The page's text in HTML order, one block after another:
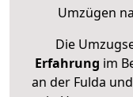
Umzügen
Die
Erfahrung im
an der Fulda